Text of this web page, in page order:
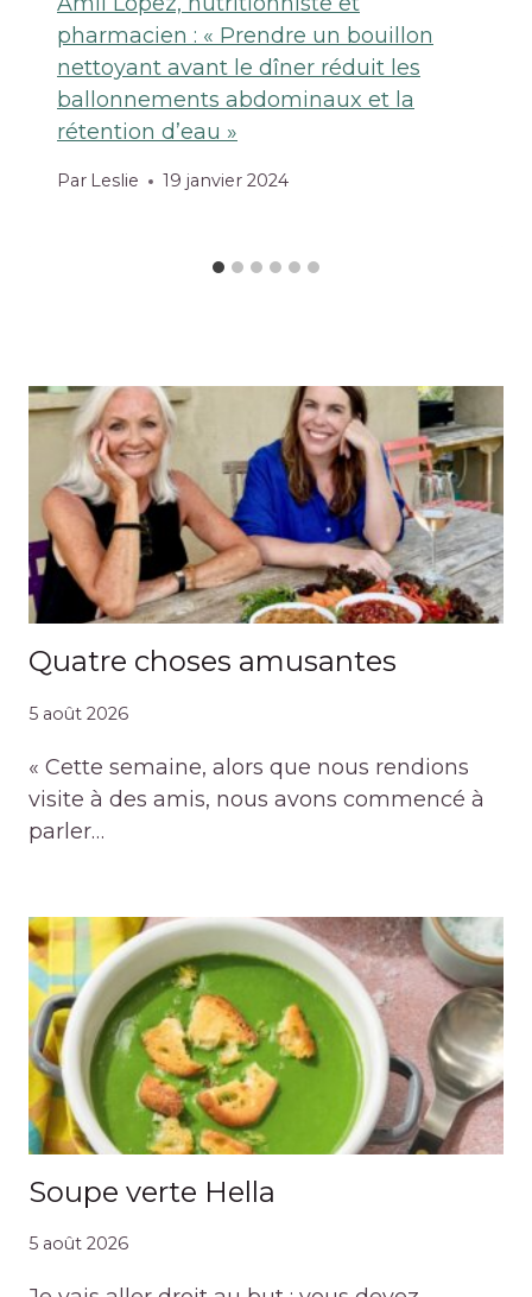
pharmacien : « Prendre un bouillon
nettoyant avant le dîner réduit les
ballonnements abdominaux et la
rétention d’eau »
Par Leslie 19 janvier 2024
Quatre choses amusantes
5 août 2026
« Cette semaine, alors que nous rendions
visite à des amis, nous avons commencé à
parler…
Soupe verte Hella
5 août 2026